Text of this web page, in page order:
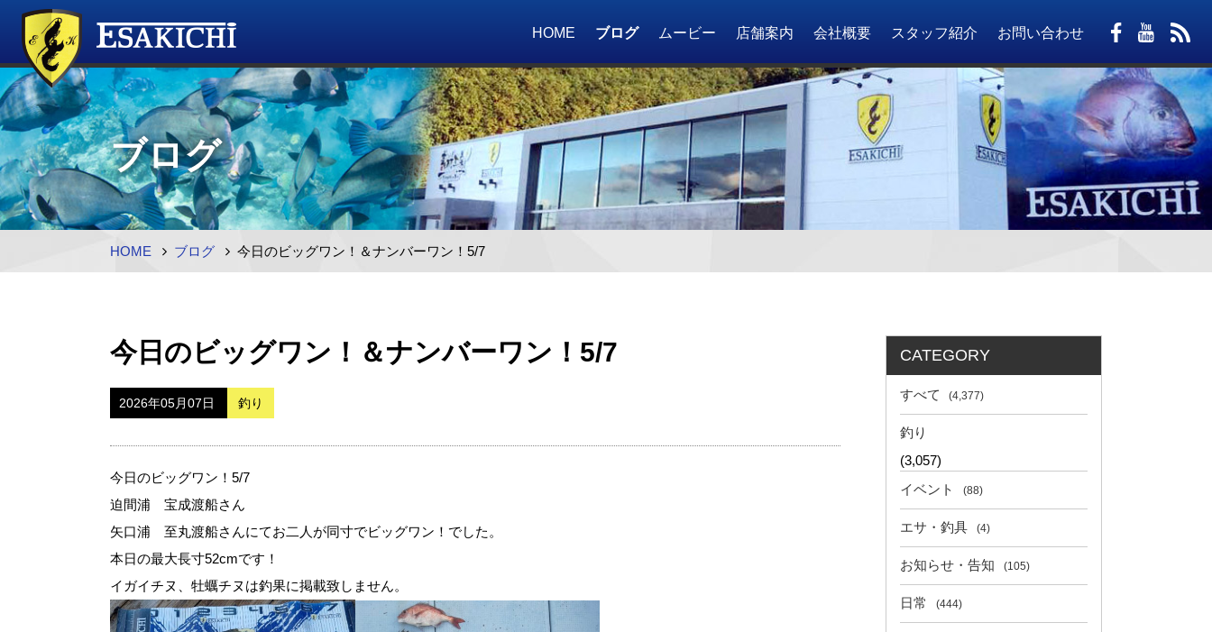
HOME ブログ ムービー 店舗案内 会社概要 スタッフ紹介 お問い合わせ
ブログ
HOME ブログ 今日のビッグワン！＆ナンバーワン！5/7
今日のビッグワン！＆ナンバーワン！5/7
2026年05月07日 釣り
今日のビッグワン！5/7
迫間浦 宝成渡船さん
矢口浦 至丸渡船さんにてお二人が同寸でビッグワン！でした。
本日の最大長寸52cmです！
イガイチヌ、牡蠣チヌは釣果に掲載致しません。
CATEGORY
すべて (4,377)
釣り
(3,057)
イベント
(88)
エサ・釣具 (4)
お知らせ・告知 (105)
日常 (444)